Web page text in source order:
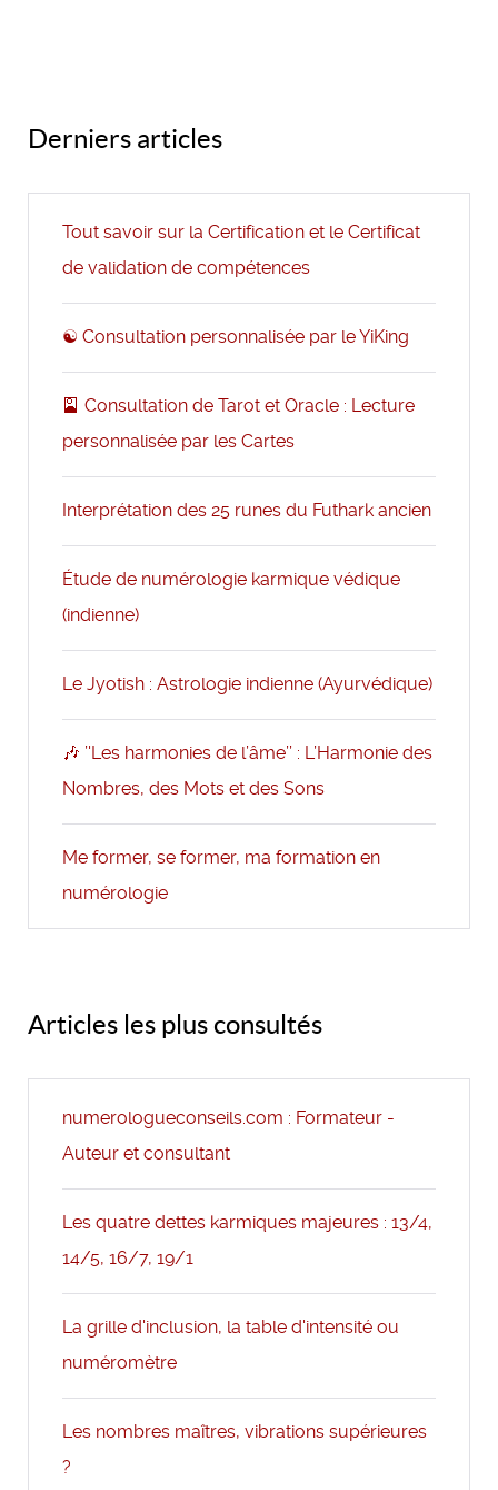
Derniers articles
Tout savoir sur la Certification et le Certificat
de validation de compétences
☯️ Consultation personnalisée par le YiKing
🎴 Consultation de Tarot et Oracle : Lecture
personnalisée par les Cartes
Interprétation des 25 runes du Futhark ancien
Étude de numérologie karmique védique
(indienne)
Le Jyotish : Astrologie indienne (Ayurvédique)
🎶 ’'Les harmonies de l’âme’’ : L’Harmonie des
Nombres, des Mots et des Sons
Me former, se former, ma formation en
numérologie
Articles les plus consultés
numerologueconseils.com : Formateur -
Auteur et consultant
Les quatre dettes karmiques majeures : 13/4,
14/5, 16/7, 19/1
La grille d'inclusion, la table d'intensité ou
numéromètre
Les nombres maîtres, vibrations supérieures
?